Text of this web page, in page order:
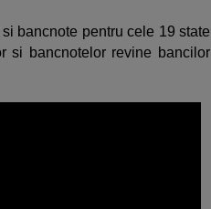
bancnote pentru cele 19 state
si bancnotelor revine bancilor